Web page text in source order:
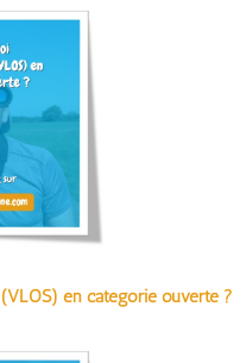
en catégorie ouverte ?